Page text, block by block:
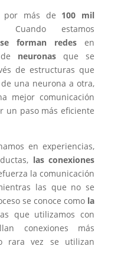
por más de 100 mil
Cuando estamos
se forman redes en
neuronasque se
de estructuras que
una neurona a otra,
mejor comunicación
un paso más eficiente
en experiencias,
las conexiones
la comunicación
las que no se
se conoce como la
que utilizamos con
conexiones más
rara vez se utilizan